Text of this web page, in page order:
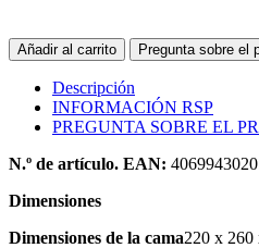
Añadir al carrito Pregunta sobre el
Descripción
INFORMACIÓN RSP
PREGUNTA SOBRE EL
N.º de artículo. EAN:
Dimensiones
Dimensiones de la cama220 x 260